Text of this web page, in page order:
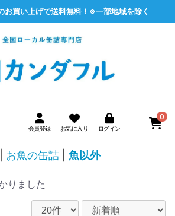
買い上げで送料無料！※一部地域を除く
0
お魚の缶詰 魚以外
りました